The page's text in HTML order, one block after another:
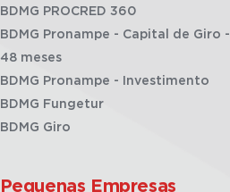
BDMG PROCRED 360
BDMG Pronampe - Capital de Giro -
48 meses
BDMG Pronampe - Investimento
BDMG Fungetur
BDMG Giro
Pequenas Empresas